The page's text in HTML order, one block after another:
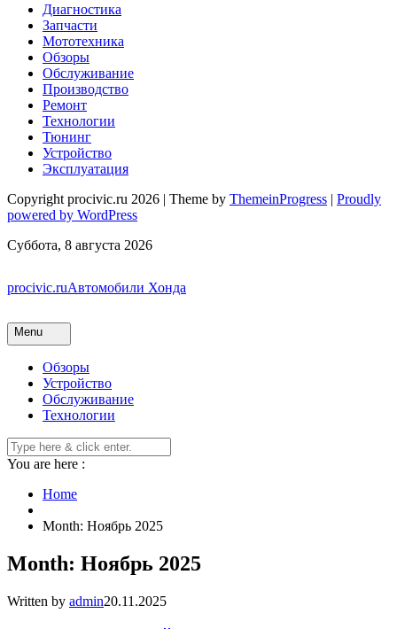
Диагностика
Запчасти
Мототехника
Обзоры
Обслуживание
Производство
Ремонт
Технологии
Тюнинг
Устройство
Эксплуатация
Copyright procivic.ru 2026 | Theme by ThemeinProgress | Proudly
powered by WordPress
Суббота, 8 августа 2026
procivic.ruАвтомобили Хонда
Menu
Обзоры
Устройство
Обслуживание
Технологии
You are here :
Home
Month: Ноябрь 2025
Month: Ноябрь 2025
Written by admin20.11.2025